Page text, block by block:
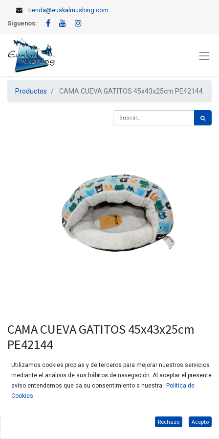
tienda@euskalmushing.com
Síguenos:
Productos CAMA CUEVA GATITOS 45x43x25cm PE42144
CAMA CUEVA GATITOS 45x43x25cm
PE42144
Utilizamos cookies propias y de terceros para mejorar nuestros servicios
mediante el análisis de sus hábitos de navegación. Al aceptar el presente
aviso entendemos que da su consentimiento a nuestra
Política de
Cookies
Rechazo Acepto